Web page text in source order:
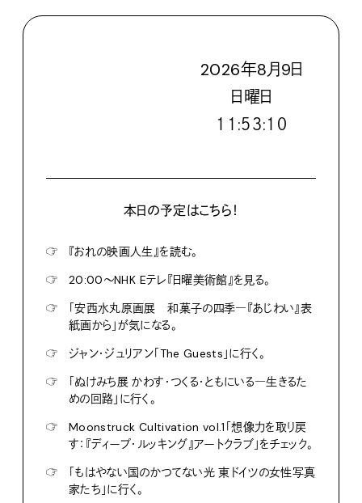
2026年8月9日
日曜日
１１:５３:１２
本日の予定はこちら！
☞
『おれの映画人生』を読む。
☞
20:00〜NHK Eテレ『日曜美術館』を見る。
☞
「安西水丸原画展 和菓子の四季―『あじわい』表
紙画から」が気になる。
☞
ジャン・ジュリアン「The Guests」に行く。
☞
「ぬけみち展 かわす・つくる・ともにいる―生きるた
めの回路」に行く。
☞
Moonstruck Cultivation vol.1「想像力を取り戻
す：『ディープ・ルッキング』アートクラブ」をチェック。
☞
「もはやない国のかつてない光 東ドイツの女性写真
家たち」に行く。